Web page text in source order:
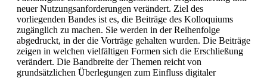
neuer Nutzungsanforderungen verändert. Ziel des
vorliegenden Bandes ist es, die Beiträge des Kolloquiums
zugänglich zu machen. Sie werden in der Reihenfolge
abgedruckt, in der die Vorträge gehalten wurden. Die Beiträge
zeigen in welchen vielfältigen Formen sich die Erschließung
verändert. Die Bandbreite der Themen reicht von
grundsätzlichen Überlegungen zum Einfluss digitaler